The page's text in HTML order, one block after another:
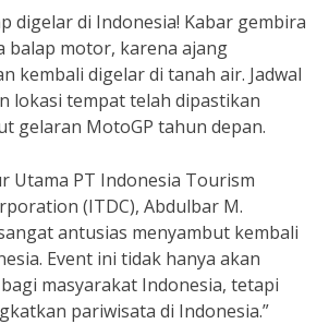
digelar di Indonesia! Kabar gembira
balap motor, karena ajang
kembali digelar di tanah air. Jadwal
lokasi tempat telah dipastikan
gelaran MotoGP tahun depan.
Utama PT Indonesia Tourism
(ITDC), Abdulbar M.
antusias menyambut kembali
Event ini tidak hanya akan
masyarakat Indonesia, tetapi
pariwisata di Indonesia.”